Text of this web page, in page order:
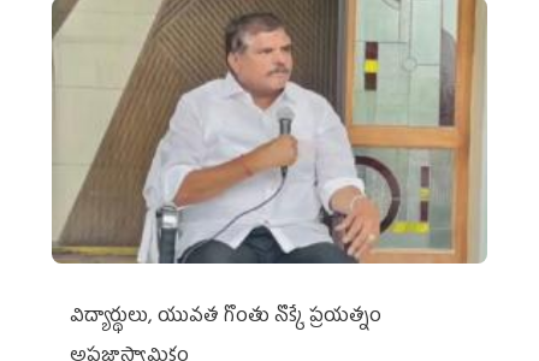
విద్యార్థులు, యువత గొంతు నొక్కే ప్రయత్నం